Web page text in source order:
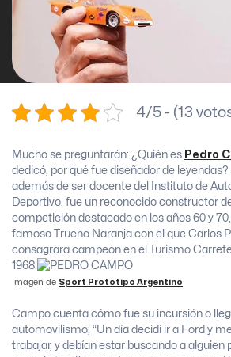
4/5 - (13
Mucho se preguntarán: ¿Quién es Pedro
dedicó, por qué fue diseñador de leyendas?
además de ser docente del Instituto de
Deportivo, fue un reconocido constructor
competición destacado en los años 60 y
famoso Trueno Naranja con el que Carlos
consagrara campeón en el Turismo
1968.
Imagen de Sport Prototipo Argentino
Campo cuenta cómo fue su incursión o
automovilismo; “Un día decidí ir a Ford y
trabajar, y debían estar buscando a alguien